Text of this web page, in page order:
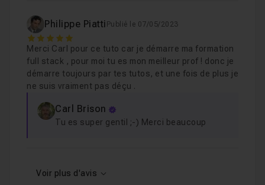
Philippe Piatti Publié le 07/05/2023
5
Merci Carl pour ce tuto car je démarre ma formation
full stack , pour moi tu es mon meilleur prof ! donc je
démarre toujours par tes tutos, et une fois de plus je
ne suis vraiment pas déçu .
Carl Brison
Tu es super gentil ;-) Merci beaucoup
Voir plus d'avis